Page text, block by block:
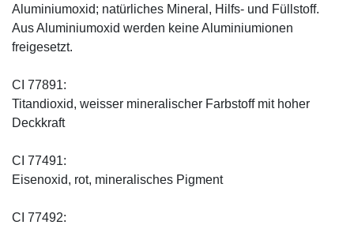
Aluminiumoxid; natürliches Mineral, Hilfs- und Füllstoff.
Aus Aluminiumoxid werden keine Aluminiumionen
freigesetzt.
CI 77891:
Titandioxid, weisser mineralischer Farbstoff mit hoher
Deckkraft
CI 77491:
Eisenoxid, rot, mineralisches Pigment
CI 77492: